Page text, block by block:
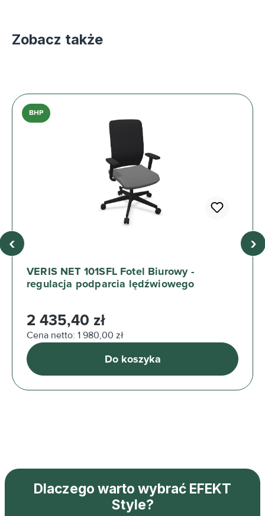
Zobacz także
VERIS NET 101SFL Fotel Biurowy -
regulacja podparcia lędźwiowego
BHP
Cena regularna:
2 435,40 zł
Cena netto: 1 980,00 zł
Do koszyka
‹ ›
Dlaczego warto wybrać EFEKT
Style?